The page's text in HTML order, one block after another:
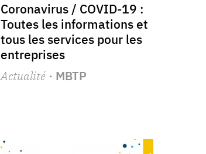
Coronavirus / COVID-19 :
Toutes les informations et
tous les services pour les
entreprises
Actualité· MBTP